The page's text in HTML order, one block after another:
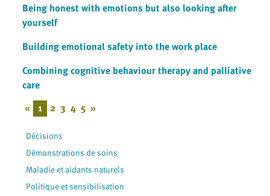
Being honest with emotions but also looking after
yourself
Building emotional safety into the work place
Combining cognitive behaviour therapy and palliative
care
« 1 2 3 4 5 »
Décisions
Démonstrations de soins
Maladie et aidants naturels
Politique et sensibilisation